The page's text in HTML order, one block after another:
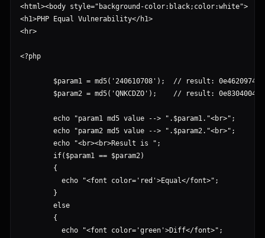
<html><body style="background-color:black;color:white">
<h1>PHP Equal Vulnerability</h1>
<hr>
<?php
$param1 = md5('240610708');  // result:
$param2 = md5('QNKCDZO');    // result:
        echo "param1 md5 value --> ".$param1."<br>";
        echo "param2 md5 value --> ".$param2."<br>";
        echo "<br><br>Result is ";
        if($param1 == $param2)
        {
          echo "<font color='red'>Equal</font>";
        }
        else
        {
          echo "<font color='green'>Diff</font>";